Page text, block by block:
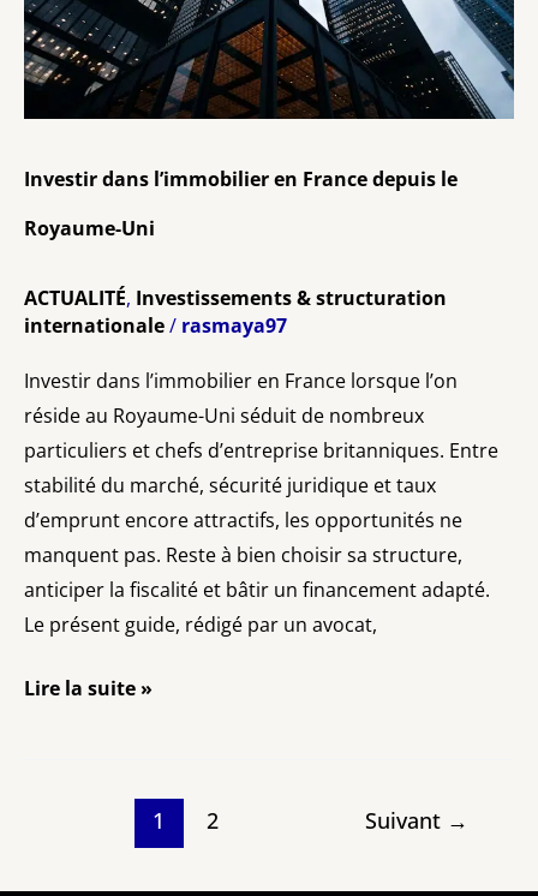
Investir dans l’immobilier en France depuis le
Royaume-Uni
ACTUALITÉ, Investissements & structuration
internationale/ rasmaya97
Investir dans l’immobilier en France lorsque l’on
réside au Royaume-Uni séduit de nombreux
particuliers et chefs d’entreprise britanniques. Entre
stabilité du marché, sécurité juridique et taux
d’emprunt encore attractifs, les opportunités ne
manquent pas. Reste à bien choisir sa structure,
anticiper la fiscalité et bâtir un financement adapté.
Le présent guide, rédigé par un avocat,
le
Royaume-
Uni
Lire la suite »
1 2 Suivant →